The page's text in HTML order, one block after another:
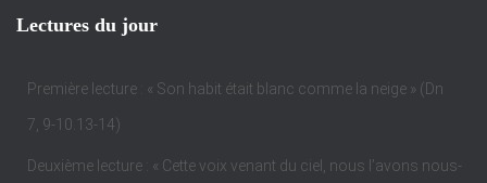
Lectures du jour
Première lecture : « Son habit était blanc comme la neige » (Dn
7, 9-10.13-14)
Deuxième lecture : « Cette voix venant du ciel, nous l’avons nous-